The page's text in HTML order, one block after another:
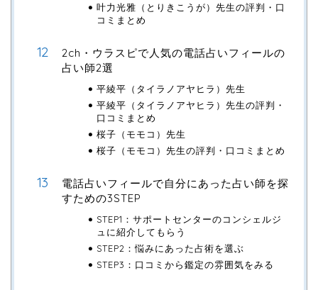
叶力光雅（とりきこうが）先生の評判・口
コミまとめ
2ch・ウラスピで人気の電話占いフィールの
占い師2選
平綾平（タイラノアヤヒラ）先生
平綾平（タイラノアヤヒラ）先生の評判・
口コミまとめ
桜子（モモコ）先生
桜子（モモコ）先生の評判・口コミまとめ
電話占いフィールで自分にあった占い師を探
すための3STEP
STEP1：サポートセンターのコンシェルジ
ュに紹介してもらう
STEP2：悩みにあった占術を選ぶ
STEP3：口コミから鑑定の雰囲気をみる